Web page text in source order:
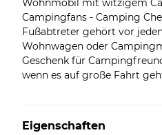
Wohnmobil mit witzigem
Campingfans - Camping
Fußabtreter gehört vor
Wohnwagen oder
Geschenk für
wenn es auf große Fahrt
Eigenschaften